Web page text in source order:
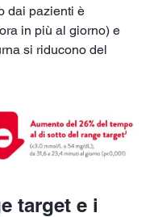
dai pazienti è
in più al giorno) e
si riducono del
target e i